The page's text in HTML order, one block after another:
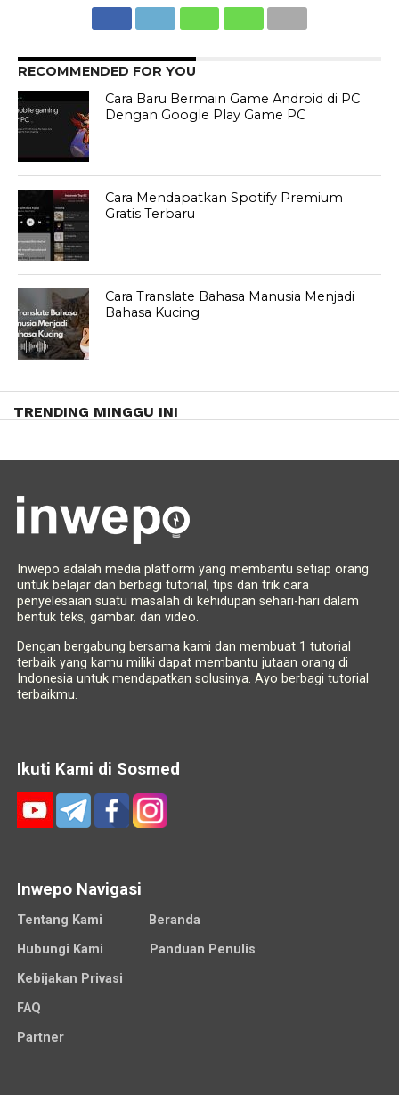
RECOMMENDED FOR YOU
Cara Baru Bermain Game Android di PC
Dengan Google Play Game PC
Cara Mendapatkan Spotify Premium
Gratis Terbaru
Cara Translate Bahasa Manusia Menjadi
Bahasa Kucing
TRENDING MINGGU INI
Inwepo adalah media platform yang membantu setiap orang
untuk belajar dan berbagi tutorial, tips dan trik cara
penyelesaian suatu masalah di kehidupan sehari-hari dalam
bentuk teks, gambar. dan video.
Dengan bergabung bersama kami dan membuat 1 tutorial
terbaik yang kamu miliki dapat membantu jutaan orang di
Indonesia untuk mendapatkan solusinya. Ayo berbagi tutorial
terbaikmu.
Ikuti Kami di Sosmed
Inwepo Navigasi
Tentang Kami
Beranda
Hubungi Kami
Panduan Penulis
Kebijakan Privasi
FAQ
Partner